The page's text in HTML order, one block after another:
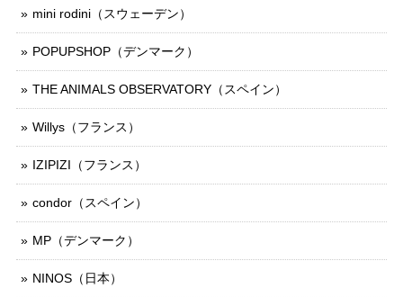
mini rodini（スウェーデン）
POPUPSHOP（デンマーク）
THE ANIMALS OBSERVATORY（スペイン）
Willys（フランス）
IZIPIZI（フランス）
condor（スペイン）
MP（デンマーク）
NINOS（日本）